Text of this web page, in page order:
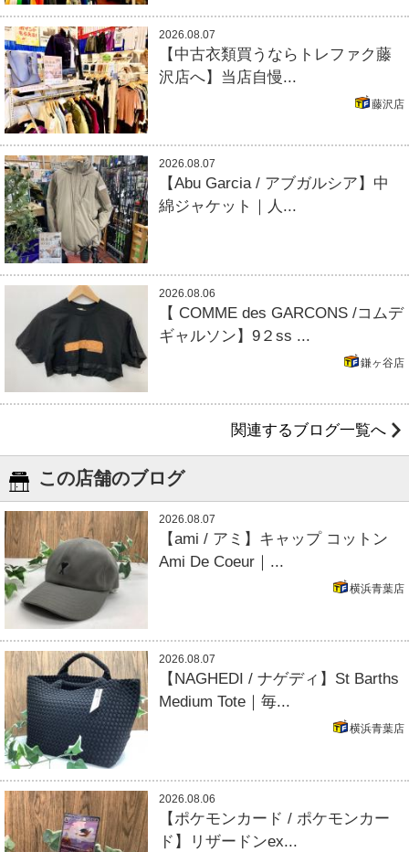
2026.08.07
【中古衣類買うならトレファク藤
沢店へ】当店自慢...
藤沢店
2026.08.07
【Abu Garcia / アブガルシア】中
綿ジャケット｜人...
2026.08.06
【 COMME des GARCONS /コムデ
ギャルソン】9２ss ...
鎌ヶ谷店
関連するブログ一覧へ
この店舗のブログ
2026.08.07
【ami / アミ】キャップ コットン
Ami De Coeur｜...
横浜青葉店
2026.08.07
【NAGHEDI / ナゲディ】St Barths
Medium Tote｜毎...
横浜青葉店
2026.08.06
【ポケモンカード / ポケモンカー
ド】リザードンex...